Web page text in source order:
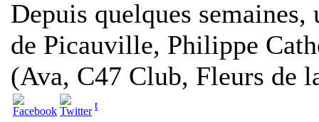
Depuis quelques
de Picauville, Philippe
(Ava, C47 Club, Fleurs de
t